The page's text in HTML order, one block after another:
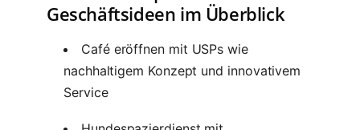
Geschäftsideen im Überblick
Café eröffnen mit USPs wie
nachhaltigem Konzept und innovativem
Service